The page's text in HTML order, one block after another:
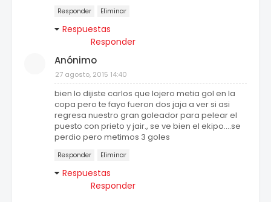
Responder Eliminar
Respuestas
Responder
Anónimo
27 agosto, 2015 14:40
bien lo dijiste carlos que lojero metia gol en la
copa pero te fayo fueron dos jaja a ver si asi
regresa nuestro gran goleador para pelear el
puesto con prieto y jair., se ve bien el ekipo....se
perdio pero metimos 3 goles
Responder Eliminar
Respuestas
Responder